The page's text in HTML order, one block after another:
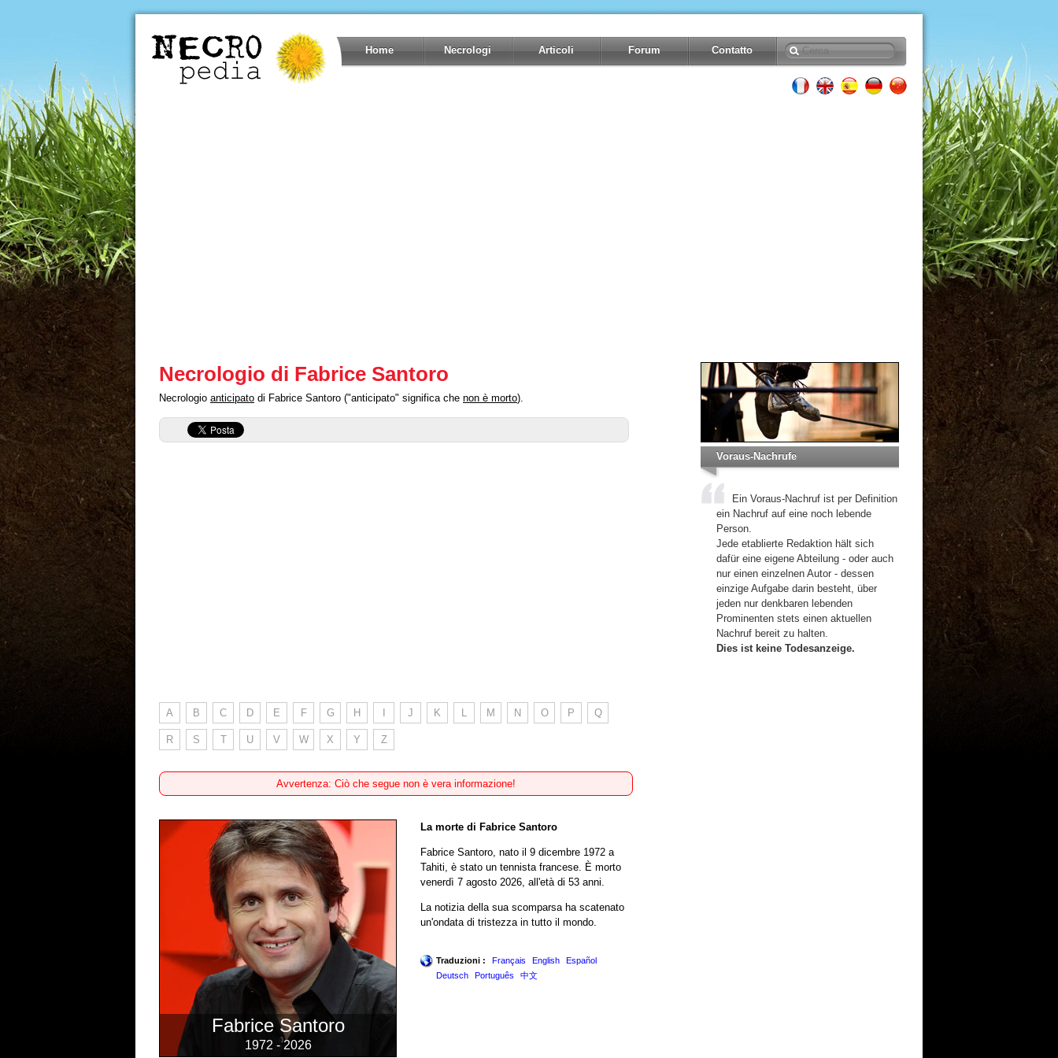
Home Necrologi Articoli Forum Contatto
Necrologio di Fabrice Santoro
Necrologio anticipato di Fabrice Santoro ("anticipato" significa che non è morto).
A B C D E F G H J K L M N O P Q
R S T U V W X Y Z
Avvertenza: Ciò che segue non è vera informazione!
Fabrice Santoro
1972 - 2026
La morte di Fabrice Santoro
Fabrice Santoro, nato il 9 dicembre 1972 a
Tahiti, è stato un tennista francese. È morto
venerdì 7 agosto 2026, all'età di 53 anni.
La notizia della sua scomparsa ha scatenato
un'ondata di tristezza in tutto il mondo.
Traduzioni : Français English
Español
Deutsch
Português 中文
Voraus-Nachrufe
Ein Voraus-Nachruf ist per Definition
ein Nachruf auf eine noch lebende
Person.
Jede etablierte Redaktion hält sich
dafür eine eigene Abteilung - oder auch
nur einen einzelnen Autor - dessen
einzige Aufgabe darin besteht, über
jeden nur denkbaren lebenden
Prominenten stets einen aktuellen
Nachruf bereit zu halten.
Dies ist keine Todesanzeige.